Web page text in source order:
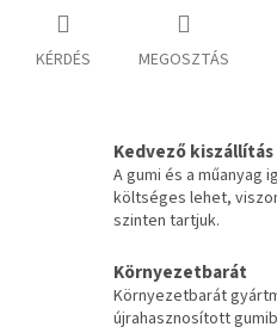
KÉRDÉS MEGOSZTÁS
Kedvező kiszállítás
A gumi és a műanyag
költséges lehet,
szinten tartjuk.
Környezetbarát
Környezetbarát
újrahasznosított